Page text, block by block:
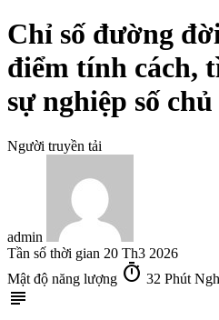
Chỉ số đường
điểm tính cách,
sự nghiệp số chủ
Người truyền tải
admin
Tần số thời gian 20 Th3 2026
Mật độ năng lượng timer 32 Phút
subject